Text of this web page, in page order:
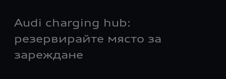
Audi charging hub:
резервирайте място за
зареждане